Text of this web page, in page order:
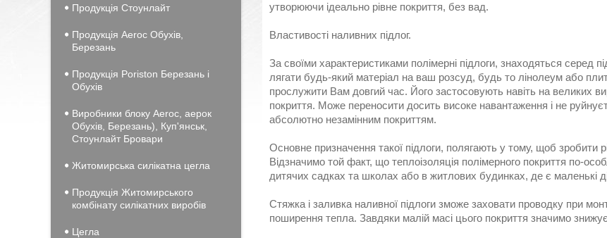
утворюючи ідеально рівне покриття, без вад.
Властивості наливних підлог.
За своїми характеристиками полімерні підлоги, знаходяться серед
лягати будь-який матеріал на ваш розсуд, будь то лінолеум або
прослужити Вам довгий час. Його застосовують навіть на великих
покриття. Може переносити досить високе навантаження і не
абсолютно незамінним покриттям.
Основне призначення такої підлоги, полягають у тому, щоб зробити
Відзначимо той факт, що теплоізоляція полімерного покриття по-
дитячих садках та школах або в житлових будинках, де є маленькі
Стяжка і заливка наливної підлоги зможе заховати проводку при
поширення тепла. Завдяки малій масі цього покриття значимо
Продукція Стоунлайт
Продукція Aeroc Обухів,
Березань
Продукція Poriston Березань і
Обухів
Виробники блоку Aeroc, аерок
Обухів, Березань), Куп'янськ,
Стоунлайт Бровари
Житомирська силікатна цегла
Продукція Житомирського
комбінату силікатних виробів
Цегла